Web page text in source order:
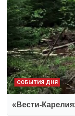
СОБЫТИЯ ДНЯ
«Вести-